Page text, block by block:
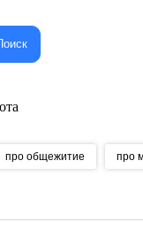
про общежитие про